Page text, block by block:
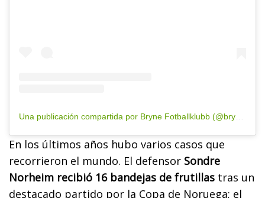
Una publicación compartida por Bryne Fotballklubb (@brynefotball)
En los últimos años hubo varios casos que
recorrieron el mundo. El defensor Sondre
Norheim recibió 16 bandejas de frutillas tras un
destacado partido por la Copa de Noruega; el